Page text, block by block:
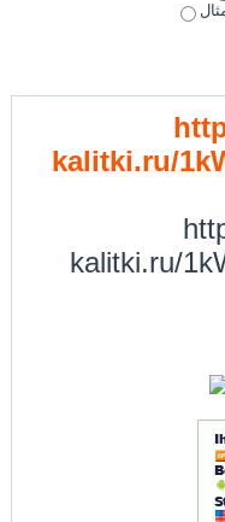
kalitki.ru/
kalitki.ru/